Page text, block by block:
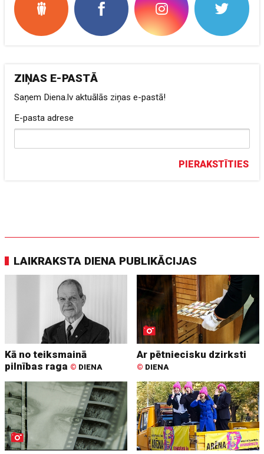
ZIŅAS E-PASTĀ
Saņem Diena.lv aktuālās ziņas e-pastā!
E-pasta adrese
PIERAKSTĪTIES
LAIKRAKSTA DIENA PUBLIKĀCIJAS
Kā no teiksmainā
pilnības raga © DIENA
Ar pētniecisku dzirksti
© DIENA